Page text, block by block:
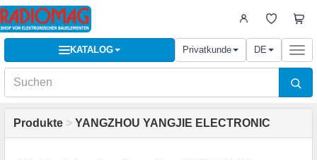
KATALOG Privatkunde DE
Produkte > YANGZHOU YANGJIE ELECTRONIC